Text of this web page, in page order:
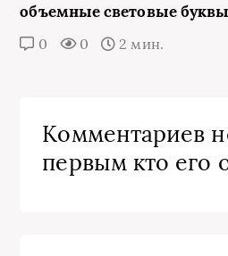
объемные световые буквы
0 0 2 мин.
Комментариев
первым кто его